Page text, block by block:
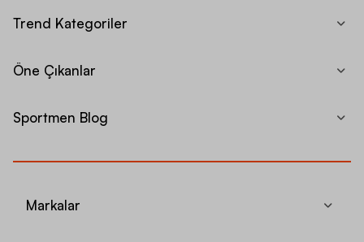
Trend Kategoriler
Öne Çıkanlar
Sportmen Blog
Markalar